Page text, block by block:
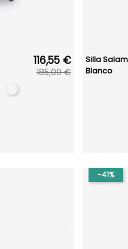
116,55 €
185,00 €
Silla
Blanco
-41%